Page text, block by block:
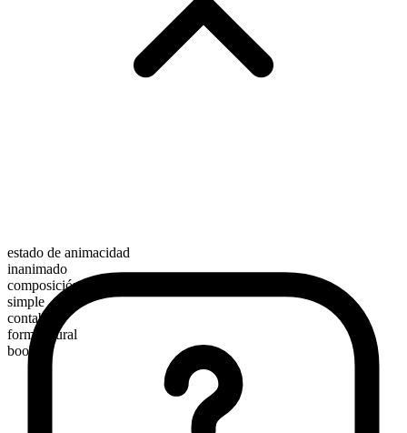
estado de animacidad
inanimado
composición morfológica
simple
contable
forma plural
books